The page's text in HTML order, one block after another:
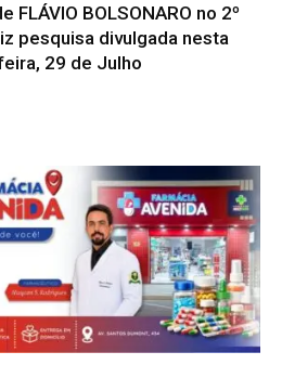
FLÁVIO BOLSONARO no 2º
pesquisa divulgada nesta
29 de Julho